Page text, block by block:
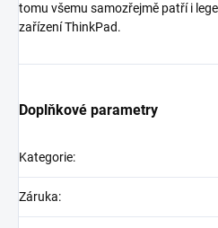
tomu všemu samozřejmě patří i
zařízení ThinkPad.
Doplňkové parametry
Kategorie:
Záruka: